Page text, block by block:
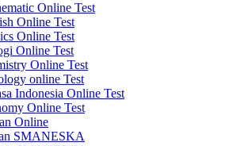
Online Test
Online Test
Online Test
Online Test
Online Test
online Test
Indonesia Online Test
Online Test
Online
SMANESKA